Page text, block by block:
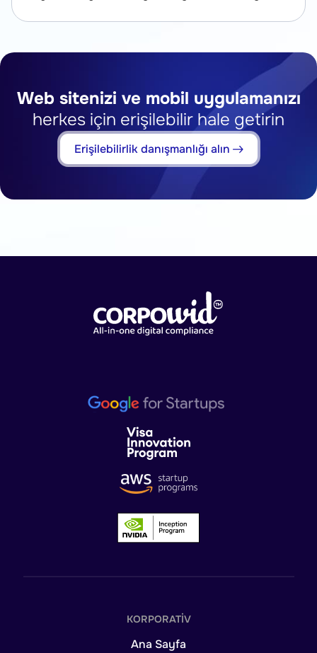
Web sitenizi ve mobil uygulamanızı
herkes için erişilebilir hale getirin
Erişilebilirlik danışmanlığı alın
KORPORATIV
Ana Sayfa